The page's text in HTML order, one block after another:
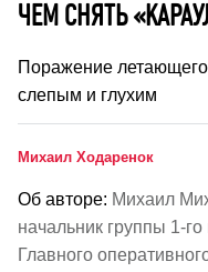
ЧЕМ СНЯТЬ
Поражение
слепым и глухим
Михаил Ходаренок
Об авторе: Михаил
начальник группы 1-
Главного